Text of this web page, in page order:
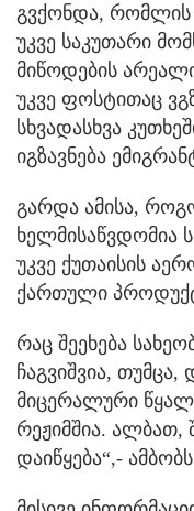
გვქონდა,
უკვე საკუთარი
მიწოდების
უკვე ფოსტითაც
სხვადასხვა
იგზავნება
გარდა ამისა,
ხელმისაწვდომია
უკვე ქუთაისის
ქართული
რაც შეეხება
ჩაგვიშვია,
მიცერალური
რეჟიმშია. ალბათ,
დაიწყება“,-